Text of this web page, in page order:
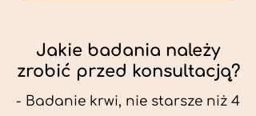
Jakie badania należy
zrobić przed konsultacją?
- Badanie krwi, nie starsze niż 4